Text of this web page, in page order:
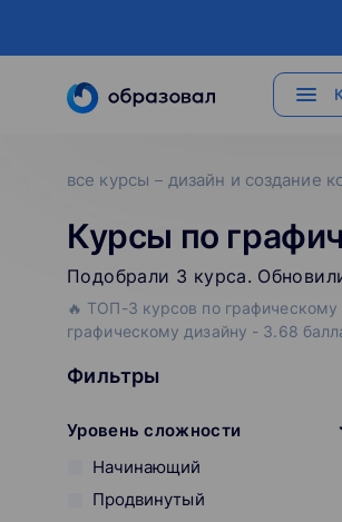
все курсы дизайн и создание
Курсы по
Подобрали 3 курса.
🔥 ТОП-3 курсов по графическому
графическому дизайну - 3.68
Фильтры
Уровень сложности
Начинающий
Продвинутый